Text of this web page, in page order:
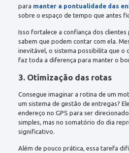
para manter a pontualidade das
sobre o espaço de tempo que antes
Isso fortalece a confiança dos clientes
sabem que podem contar com ela.
inevitável, o sistema possibilita que o
faz toda a diferença para manter o
3. Otimização das rotas
Consegue imaginar a rotina de um
um sistema de gestão de entregas?
endereço no GPS para ser
simples, mas no somatório do dia
significativo.
Além de pouco prática, essa tarefa